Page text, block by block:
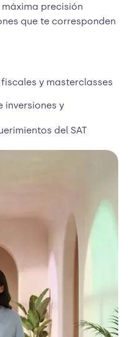
precisión
que te corresponden
y masterclasses
inversiones y
del SAT